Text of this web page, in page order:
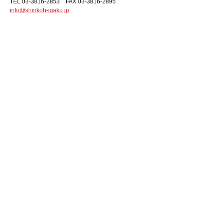
TEL 03-3816-2853 FAX 03-3816-2895
info@shinkoh-igaku.jp